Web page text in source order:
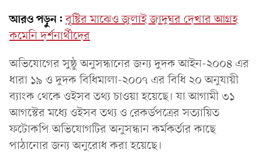
আরও পড়ুন: বৃষ্টির মাঝেও জুলাই জাদুঘর দেখার আগ্রহ
কমেনি দর্শনার্থীদের
অভিযোগের সুষ্ঠু অনুসন্ধানের জন্য দুদক আইন-২০০৪ এর
ধারা ১৯ ও দুদক বিধিমালা-২০০৭ এর বিধি ২০ অনুযায়ী
ব্যাংক থেকে ওইসব তথ্য চাওয়া হয়েছে। যা আগামী ৩১
আগস্টের মধ্যে ওইসব তথ্য ও রেকর্ডপত্রের সত্যায়িত
ফটোকপি অভিযোগটির অনুসন্ধান কর্মকর্তার কাছে
পাঠানোর জন্য অনুরোধ করা হয়েছে।